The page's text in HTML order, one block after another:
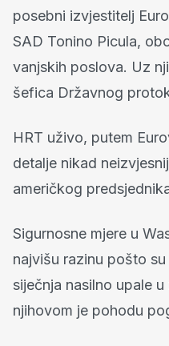
posebni izvjestitelj
SAD Tonino Picula,
vanjskih poslova. Uz
šefica Državnog
HRT uživo, putem
detalje nikad
američkog
Sigurnosne mjere u
najvišu razinu pošto
siječnja nasilno upale
njihovom je pohodu